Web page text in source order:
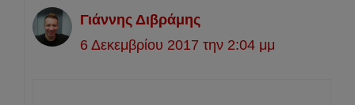
Γιάννης Διβράμης
6 Δεκεμβρίου 2017 την 2:04 μμ